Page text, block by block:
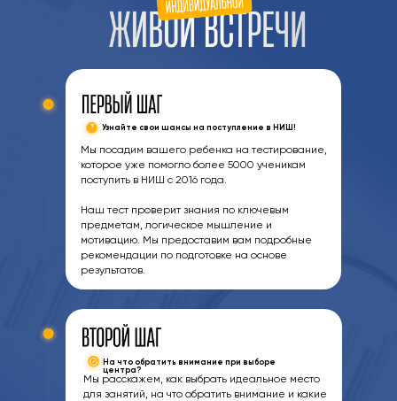
На что обратить внимание при выборе
центра?
Мы расскажем, как выбрать идеальное место
для занятий, на что обратить внимание и какие
Узнайте свои шансы на поступление в НИШ!
Мы посадим вашего ребенка на тестирование,
которое уже помогло более 5000 ученикам
поступить в НИШ с 2016 года.
Наш тест проверит знания по ключевым
предметам, логическое мышление и
мотивацию. Мы предоставим вам подробные
рекомендации по подготовке на основе
результатов.
?